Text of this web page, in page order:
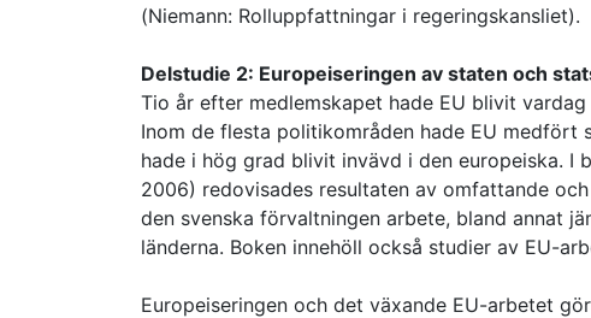
(Niemann: Rolluppfattningar i regeringskansliet).
Delstudie 2: Europeiseringen av staten och
Tio år efter medlemskapet hade EU blivit
Inom de flesta politikområden hade EU
hade i hög grad blivit invävd i den europeiska. I
2006) redovisades resultaten av omfattande
den svenska förvaltningen arbete, bland annat
länderna. Boken innehöll också studier av EU-
Europeiseringen och det växande EU-arbetet